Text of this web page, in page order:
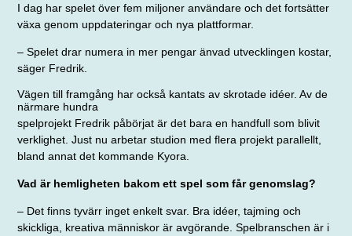
I dag har spelet över fem miljoner användare och det fortsätter
växa genom uppdateringar och nya plattformar.
– Spelet drar numera in mer pengar änvad utvecklingen kostar,
säger Fredrik.
Vägen till framgång har också kantats av skrotade idéer. Av de
närmare hundra
spelprojekt Fredrik påbörjat är det bara en handfull som blivit
verklighet. Just nu arbetar studion med flera projekt parallellt,
bland annat det kommande Kyora.
Vad är hemligheten bakom ett spel som får genomslag?
– Det finns tyvärr inget enkelt svar. Bra idéer, tajming och
skickliga, kreativa människor är avgörande. Spelbranschen är i